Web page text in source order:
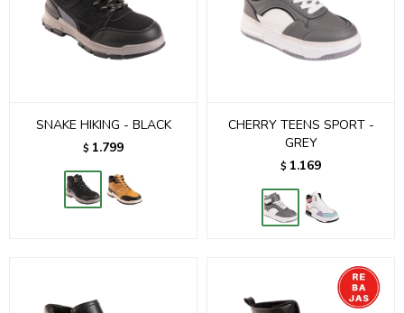
SNAKE HIKING - BLACK
$ 1.799
CHERRY TEENS SPORT -
GREY
$ 1.169